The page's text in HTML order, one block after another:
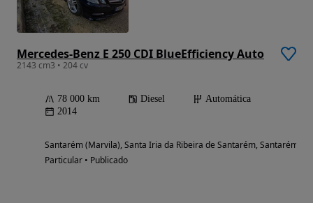
Mercedes-Benz E 250 CDI BlueEfficiency Auto
2143 cm3 • 204 cv
78 000 km Diesel
Automática
2014
Santarém (Marvila), Santa Iria da Ribeira de Santarém, Santarém
Particular • Publicado